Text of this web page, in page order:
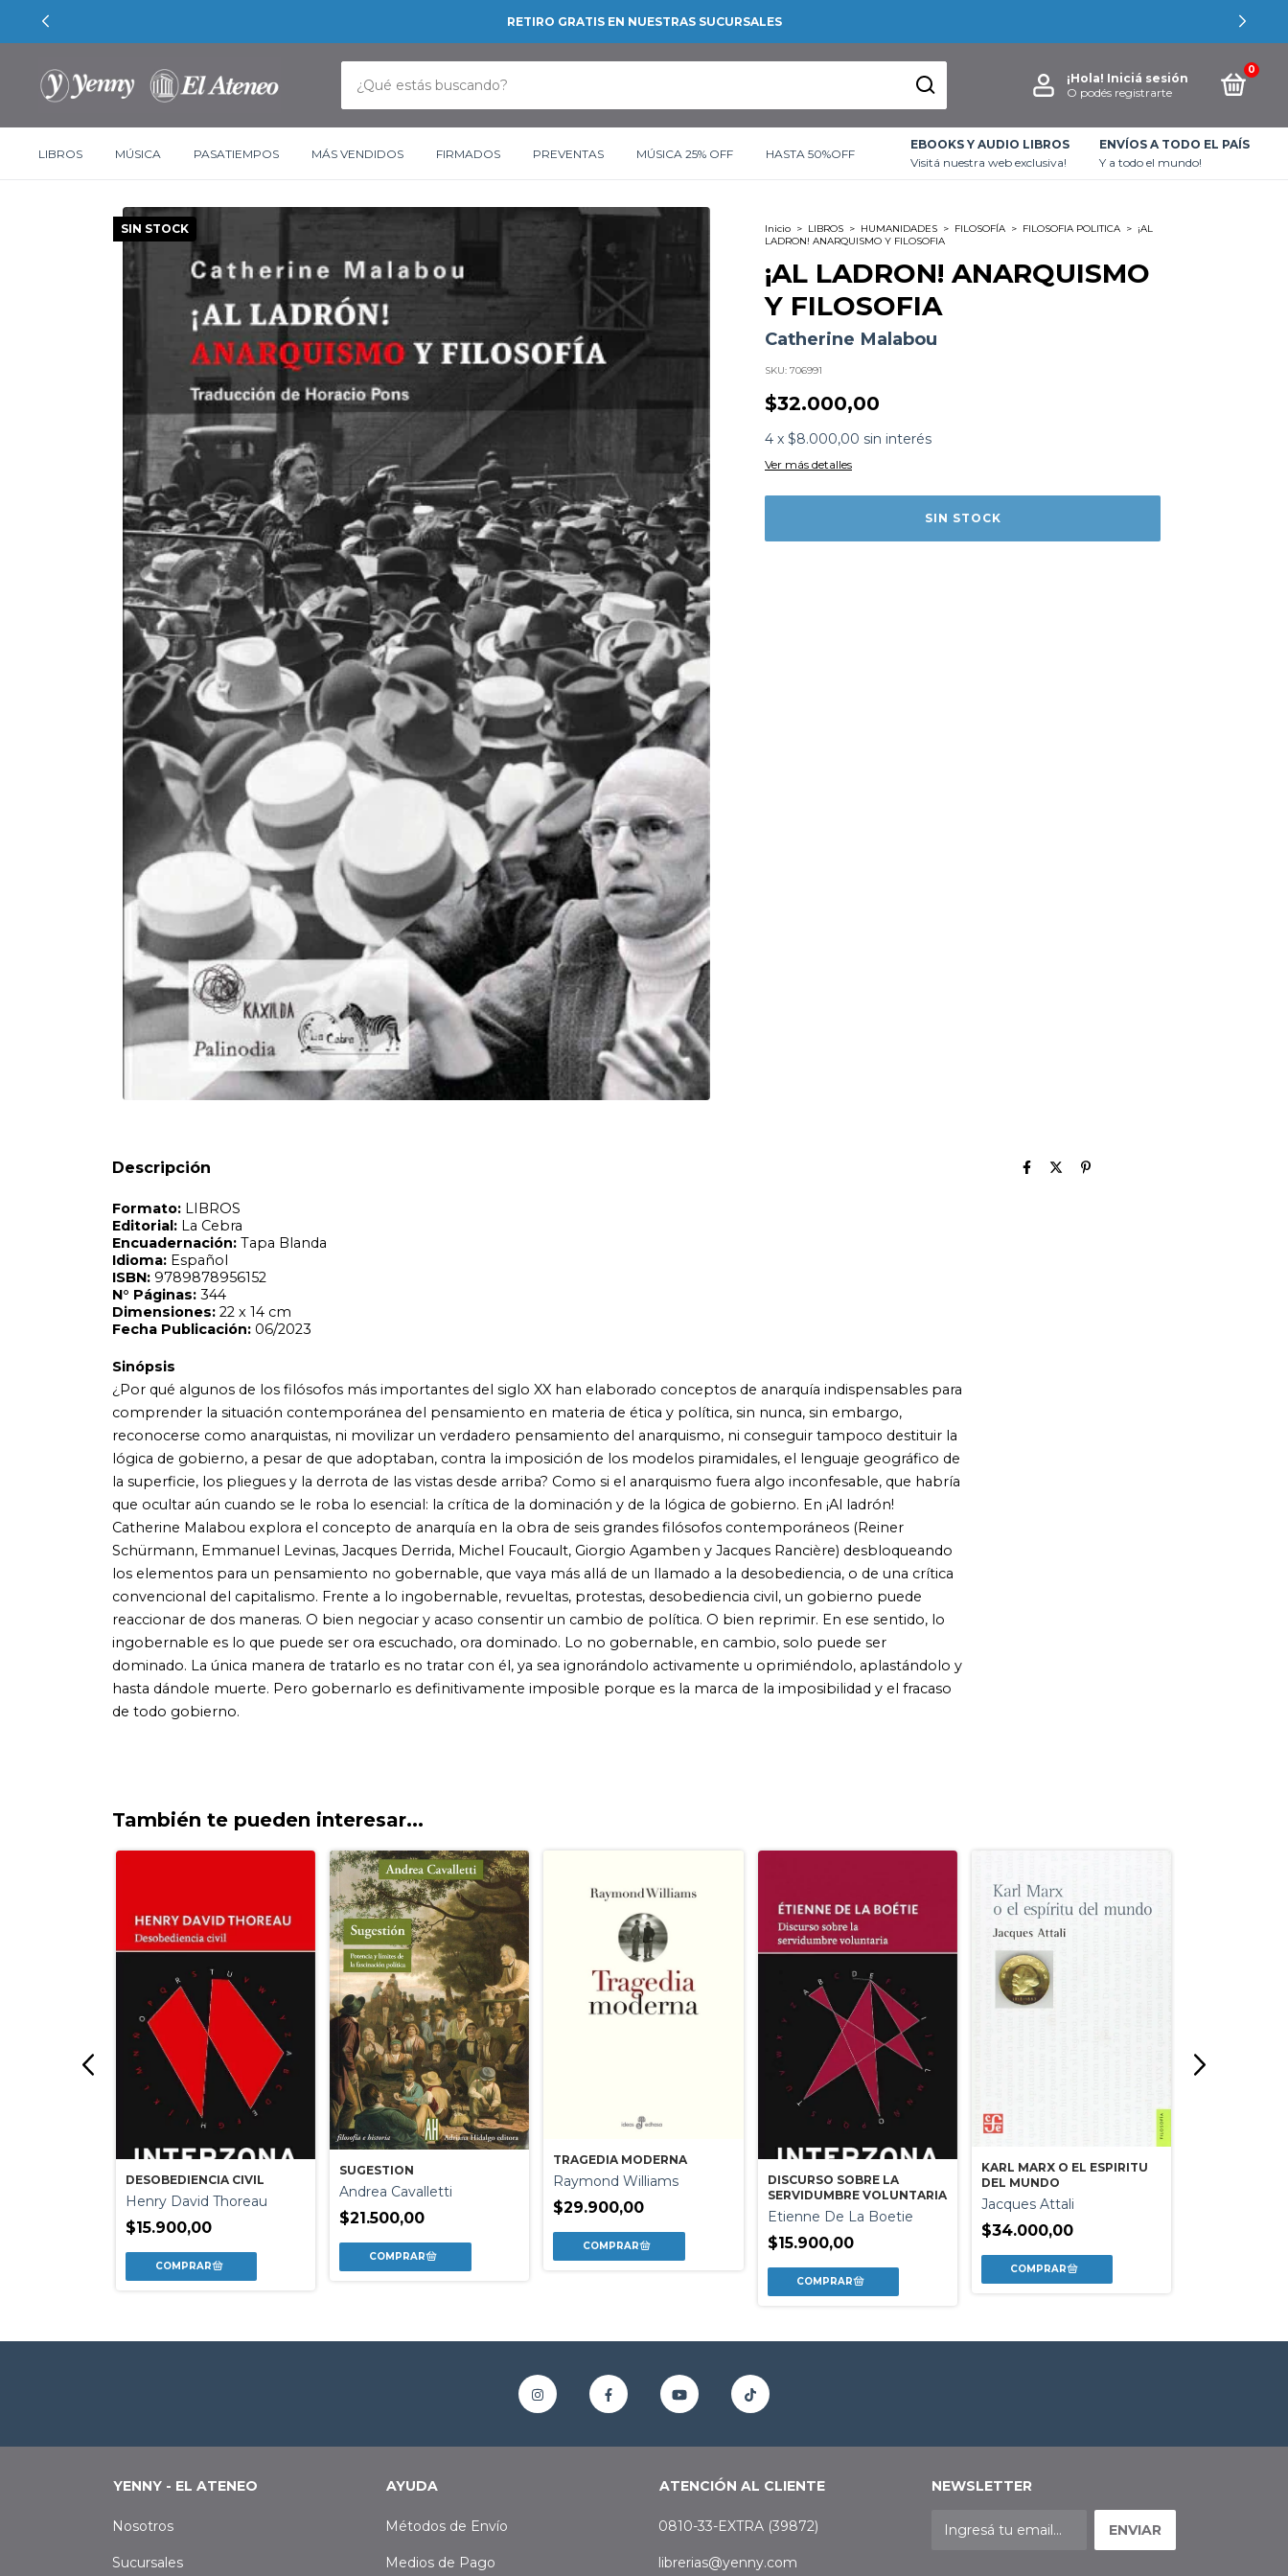
RETIRO GRATIS EN NUESTRAS SUCURSALES
¡Hola! Iniciá sesión
O podés registrarte
0
LIBROS MÚSICA PASATIEMPOS MÁS VENDIDOS FIRMADOS PREVENTAS MÚSICA 25% OFF HASTA 50%OFF
EBOOKS Y AUDIO LIBROS
Visitá nuestra web exclusiva!
ENVÍOS A TODO EL PAÍS
Y a todo el mundo!
SIN STOCK Inicio > LIBROS > HUMANIDADES > FILOSOFÍA > FILOSOFIA POLITICA > ¡AL
LADRON! ANARQUISMO Y FILOSOFIA
¡AL LADRON! ANARQUISMO
Y FILOSOFIA
Catherine Malabou
SKU: 706991
$32.000,00
4 x $8.000,00 sin interés
Ver más detalles
Descripción
Formato:LIBROS
Editorial:
Encuadernación:
Idioma:Español
22 x 14 cm
¿Por qué algunos de los filósofos más importantes del siglo XX han elaborado conceptos de anarquía indispensables para
comprender la situación contemporánea del pensamiento en materia de ética y política, sin nunca, sin embargo,
lógica de gobierno, a pesar de que adoptaban, contra la imposición de los modelos piramidales, el lenguaje geográfico de
la superficie, los pliegues y la derrota de las vistas desde arriba? Como si el anarquismo fuera algo inconfesable, que habría
que ocultar aún cuando se le roba lo esencial: la crítica de la dominación y de la lógica de gobierno. En ¡Al ladrón!
Catherine Malabou explora el concepto de anarquía en la obra de seis grandes filósofos contemporáneos (Reiner
Schürmann, Emmanuel Levinas, Jacques Derrida, Michel Foucault, Giorgio Agamben y Jacques Rancière) desbloqueando
los elementos para un pensamiento no gobernable, que vaya más allá de un llamado a la desobediencia, o de una crítica
convencional del capitalismo. Frente a lo ingobernable, revueltas, protestas, desobediencia civil, un gobierno puede
ingobernable es lo que puede ser ora escuchado, ora dominado. Lo no gobernable, en cambio, solo puede ser
dominado. La única manera de tratarlo es no tratar con él, ya sea ignorándolo activamente u oprimiéndolo, aplastándolo y
hasta dándole muerte. Pero gobernarlo es definitivamente imposible porque es la marca de la imposibilidad y el fracaso
También te pueden interesar...
DESOBEDIENCIA CIVIL
Henry David Thoreau
$15.900,00
SUGESTION
Andrea Cavalletti
$21.500,00
TRAGEDIA MODERNA
Raymond Williams
$29.900,00
DISCURSO SOBRE LA
SERVIDUMBRE VOLUNTARIA
Etienne De La Boetie
$15.900,00
KARL MARX O EL ESPIRITU
DEL MUNDO
Jacques Attali
$34.000,00
YENNY - EL ATENEO
Nosotros
Sucursales
AYUDA
Métodos de Envío
Medios de Pago
ATENCIÓN AL CLIENTE
0810-33-EXTRA (39872)
librerias@yenny.com
NEWSLETTER